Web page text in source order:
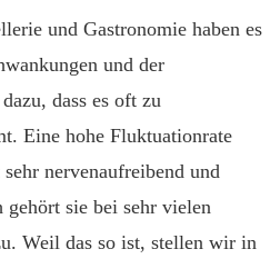
und Gastronomie haben es
und der
dass es oft zu
Eine hohe Fluktuationrate
nervenaufreibend und
sie bei sehr vielen
Weil das so ist, stellen wir in